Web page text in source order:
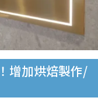
增加烘焙製作/